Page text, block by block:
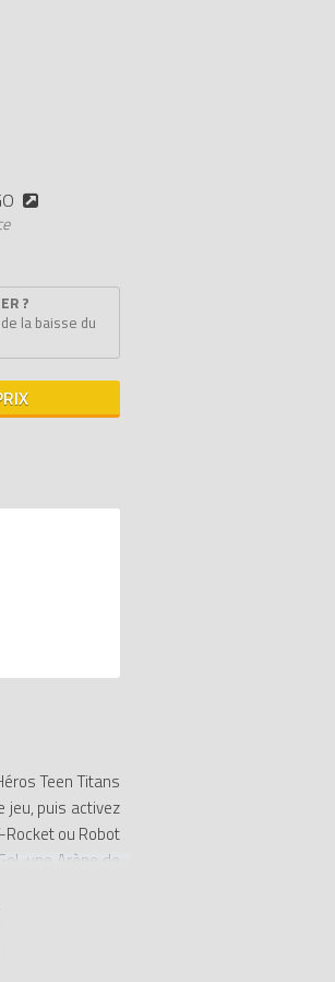
?
la baisse du
Teen Titans
jeu, puis activez
ou Robot
une Arène de